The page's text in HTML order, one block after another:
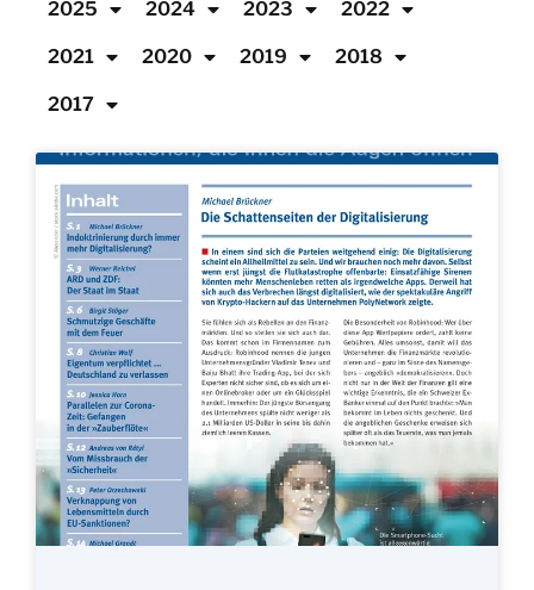
2025 2024 2023 2022
2021 2020 2019 2018
2017